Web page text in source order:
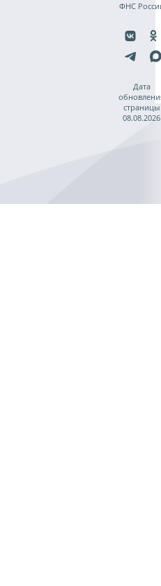
ФНС
Дата
страницы
08.08.2026